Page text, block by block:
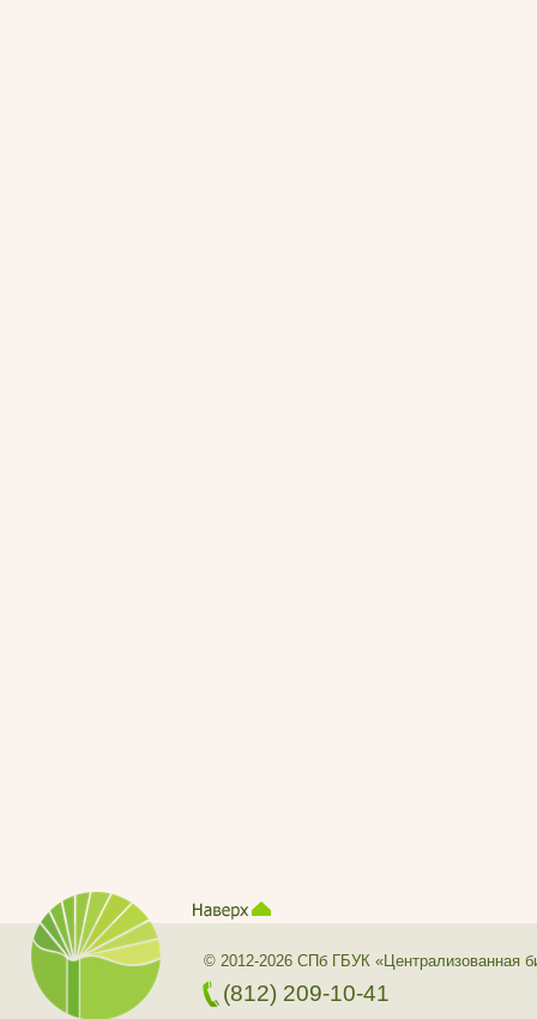
© 2012-2026 СПб ГБУК «Централизованная
(812) 209-10-41